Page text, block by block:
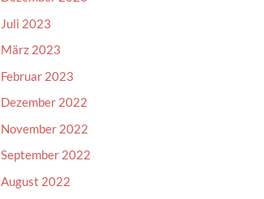
Juli 2023
März 2023
Februar 2023
Dezember 2022
November 2022
September 2022
August 2022